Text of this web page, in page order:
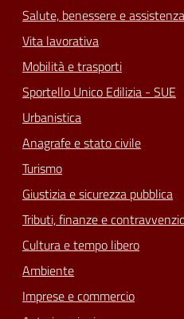
Salute, benessere e assistenza
Vita lavorativa
Mobilità e trasporti
Sportello Unico Edilizia - SUE
Urbanistica
Anagrafe e stato civile
Turismo
Giustizia e sicurezza pubblica
Tributi, finanze e
Cultura e tempo libero
Ambiente
Imprese e commercio